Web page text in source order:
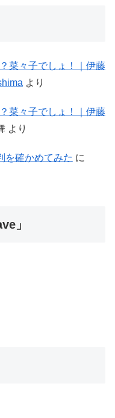
菜々子でしょ！｜伊藤
より
菜々子でしょ！｜伊藤
より
を確かめてみた に
」